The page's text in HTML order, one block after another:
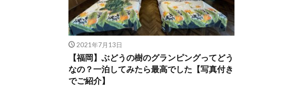
2021年7月13日
【福岡】ぶどうの樹のグランピングってどう
なの？一泊してみたら最高でした【写真付き
でご紹介】